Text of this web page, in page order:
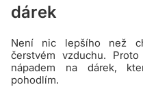
dárek
Není nic lepšího než
čerstvém vzduchu.
nápadem na dárek,
pohodlím.